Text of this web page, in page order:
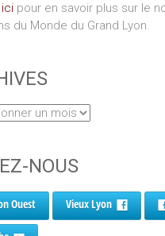
pour en savoir plus sur le
du Monde du Grand Lyon.
NOUS
Ouest Vieux Lyon